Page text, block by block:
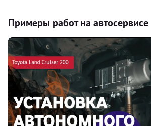
Примеры работ на автосервисе